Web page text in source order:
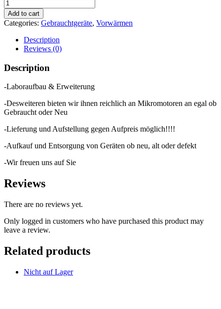
Add to cart
Categories: Gebrauchtgeräte, Vorwärmen
Description
Reviews (0)
Description
-Laboraufbau & Erweiterung
-Desweiteren bieten wir ihnen reichlich an Mikromotoren an egal ob
Gebraucht oder Neu
-Lieferung und Aufstellung gegen Aufpreis möglich!!!!
-Aufkauf und Entsorgung von Geräten ob neu, alt oder defekt
-Wir freuen uns auf Sie
Reviews
There are no reviews yet.
Only logged in customers who have purchased this product may
leave a review.
Related products
Nicht auf Lager